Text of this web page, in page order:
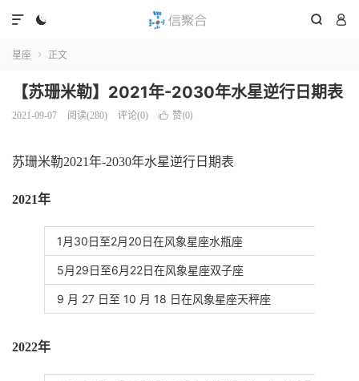
  

星座  正文
【苏珊米勒】2021年-2030年水星逆行日期表
2021-09-07 阅读(280) 评论(0)  赞(0)
苏珊米勒2021年-2030年水星逆行日期表
2021年
1月30日至2月20日在风象星座水瓶座
5月29日至6月22日在风象星座双子座
9 月 27 日至 10 月 18 日在风象星座天秤座
2022年